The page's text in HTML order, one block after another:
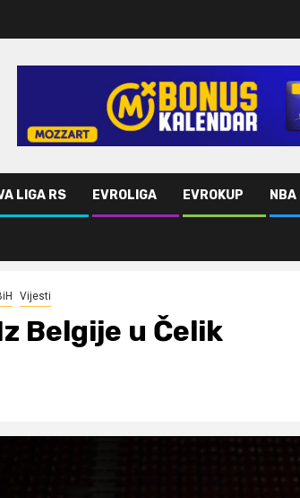
LIGA RS EVROLIGA EVROKUP NBA
Vijesti
Belgije u Čelik